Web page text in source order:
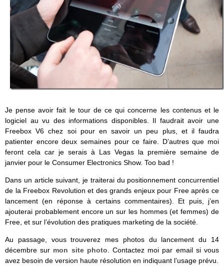
Je pense avoir fait le tour de ce qui concerne les contenus et le
logiciel au vu des informations disponibles. Il faudrait avoir une
Freebox V6 chez soi pour en savoir un peu plus, et il faudra
patienter encore deux semaines pour ce faire. D’autres que moi
feront cela car je serais à Las Vegas la première semaine de
janvier pour le Consumer Electronics Show. Too bad !
Dans un article suivant, je traiterai du positionnement concurrentiel
de la Freebox Revolution et des grands enjeux pour Free après ce
lancement (en réponse à certains commentaires). Et puis, j’en
ajouterai probablement encore un sur les hommes (et femmes) de
Free, et sur l’évolution des pratiques marketing de la société.
Au passage, vous trouverez mes photos du lancement du 14
décembre sur mon site photo. Contactez moi par email si vous
avez besoin de version haute résolution en indiquant l’usage prévu.